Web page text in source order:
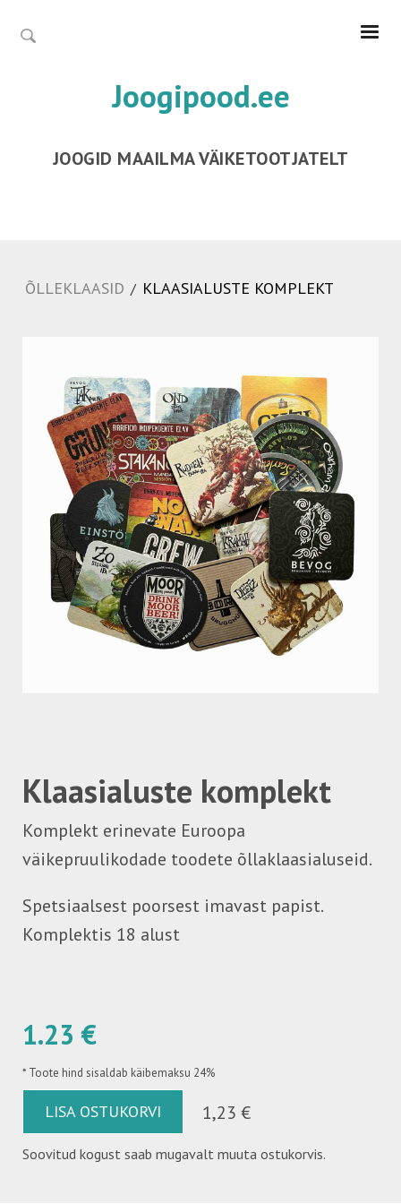
Joogipood.ee
JOOGID MAAILMA VÄIKETOOTJATELT
ÕLLEKLAASID / KLAASIALUSTE KOMPLEKT
Klaasialuste komplekt
Komplekt erinevate Euroopa
väikepruulikodade toodete õllaklaasialuseid.
Spetsiaalsest poorsest imavast papist.
Komplektis 18 alust
1.23 €
* Toote hind sisaldab käibemaksu 24%
LISA OSTUKORVI 1,23 €
Soovitud kogust saab mugavalt muuta ostukorvis.